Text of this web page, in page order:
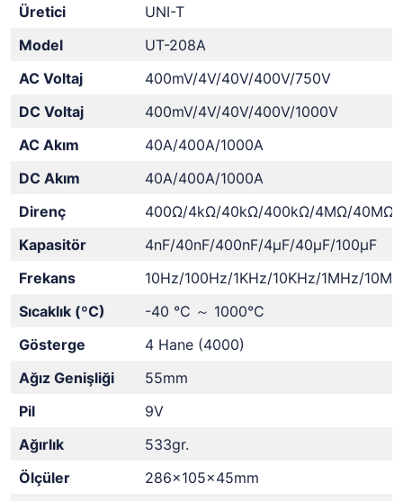
Üretici
UNI-T
Model
UT-208A
AC Voltaj
400mV/4V/40V/400V/750V
DC Voltaj
400mV/4V/40V/400V/1000V
AC Akım
40A/400A/1000A
DC Akım
40A/400A/1000A
Direnç
400Ω/4kΩ/40kΩ/400kΩ/4MΩ/40MΩ
Kapasitör
4nF/40nF/400nF/4μF/40μF/100μF
Frekans
10Hz/100Hz/1KHz/10KHz/1MHz/
Sıcaklık (ºC)
-40 °C ～ 1000°C
Gösterge
4 Hane (4000)
Ağız Genişliği
55mm
Pil
9V
Ağırlık
533gr.
Ölçüler
286x105x45mm